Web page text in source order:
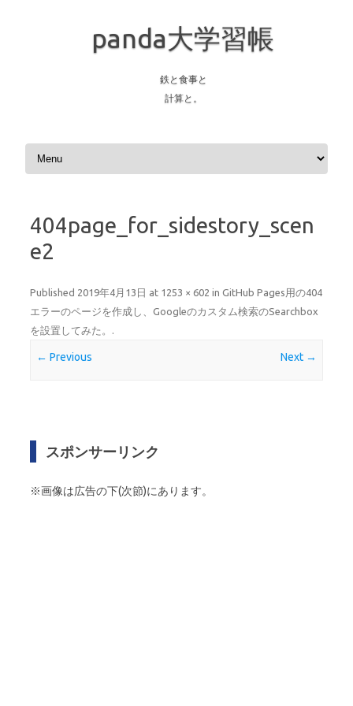
panda大学習帳
鉄と食事と
計算と。
Skip to content
404page_for_sidestory_scen
e2
Published 2019年4月13日 at 1253 × 602 in GitHub Pages用の404
エラーのページを作成し、Googleのカスタム検索のSearchbox
を設置してみた。 .
← Previous Next →
スポンサーリンク
※画像は広告の下(次節)にあります。